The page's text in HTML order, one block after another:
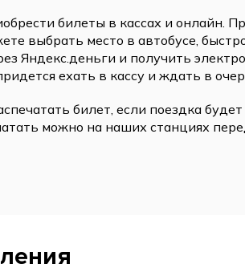
билеты в кассах и онлайн.
выбрать место в автобусе,
Яндекс.деньги и получить
ехать в кассу и ждать в
билет, если поездка
можно на наших станциях